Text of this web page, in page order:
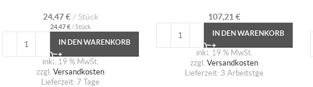
24,47€ Stück
24,47€/Stück
IN DEN WARENKORB
inkl. 19 % MwSt.
zzgl. Versandkosten
Lieferzeit: 7 Tage
107,21 €
IN DEN WARENKORB
inkl. 19 % MwSt.
zzgl. Versandkosten
Lieferzeit: 3 Arbeitstge